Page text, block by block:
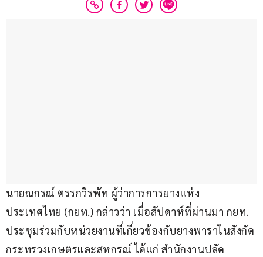
นายณกรณ์ ตรรกวิรพัท ผู้ว่าการการยางแห่ง
ประเทศไทย (กยท.) กล่าวว่า เมื่อสัปดาห์ที่ผ่านมา กยท.
ประชุมร่วมกับหน่วยงานที่เกี่ยวข้องกับยางพาราในสังกัด
กระทรวงเกษตรและสหกรณ์ ได้แก่ สำนักงานปลัด